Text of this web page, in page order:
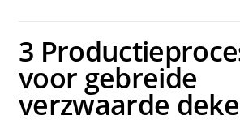
3
voor gebreide
verzwaarde